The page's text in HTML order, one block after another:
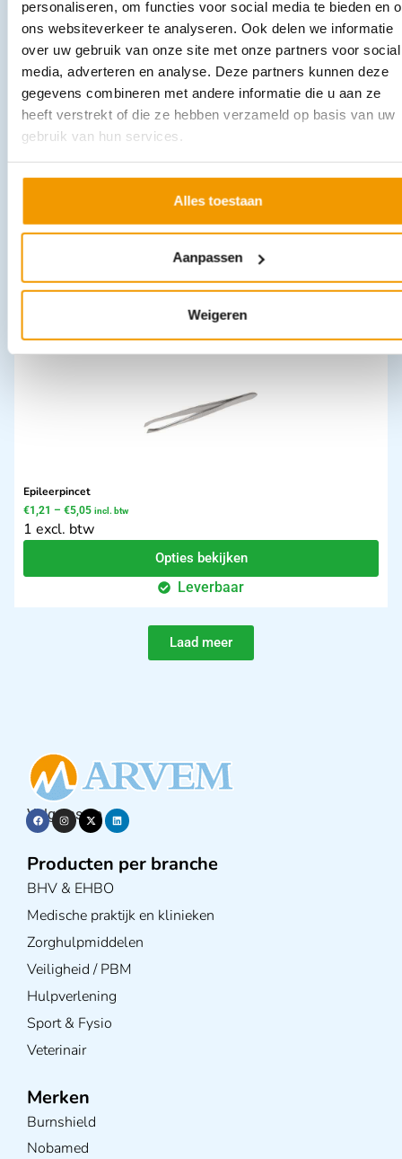
personaliseren, om functies voor social media te bieden en
ons websiteverkeer te analyseren. Ook delen we informatie
over uw gebruik van onze site met onze partners voor social
media, adverteren en analyse. Deze partners kunnen deze
gegevens combineren met andere informatie die u aan ze
heeft verstrekt of die ze hebben verzameld op basis van uw
gebruik van hun services.
Alles toestaan
Aanpassen
Weigeren
Uitverkocht
Prepareerschaar Metzenbaum recht 14 cm spits/stomp
€9,40 incl. btw
7.77 excl. btw
Epileerpincet
€1,21 – €5,05 incl. btw
1 excl. btw
Opties bekijken
Leverbaar
Laad meer
Volg ons op
Producten per branche
BHV & EHBO
Medische praktijk en klinieken
Zorghulpmiddelen
Veiligheid / PBM
Hulpverlening
Sport & Fysio
Veterinair
Merken
Burnshield
Nobamed